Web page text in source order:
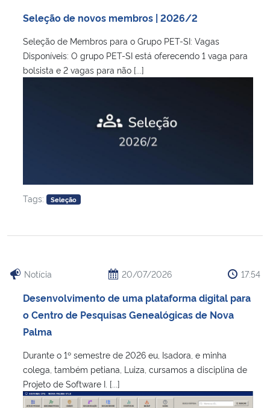
Ministério da Saúde
Ministério de Minas e Energia
Ministério do Desenvolvimento Regional
Controladoria-Geral da União
Secretaria-Geral
Secretaria de Governo
Gabinete de Segurança Institucional
Advocacia-Geral da União
Seleção de novos membros | 2026/2
Seleção de Membros para o Grupo PET-SI: Vagas
Disponíveis: O grupo PET-SI está oferecendo 1 vaga para
bolsista e 2 vagas para não [...]
Tags: Seleção
Notícia 20/07/2026 17:54
Desenvolvimento de uma plataforma digital para
o Centro de Pesquisas Genealógicas de Nova
Palma
Durante o 1º semestre de 2026 eu, Isadora, e minha
colega, também petiana, Luiza, cursamos a disciplina de
Projeto de Software I. [...]